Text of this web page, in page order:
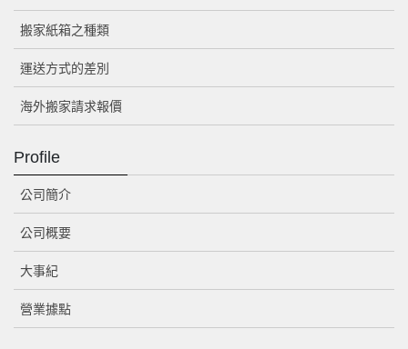
搬家紙箱之種類
運送方式的差別
海外搬家請求報價
Profile
公司簡介
公司概要
大事紀
營業據點